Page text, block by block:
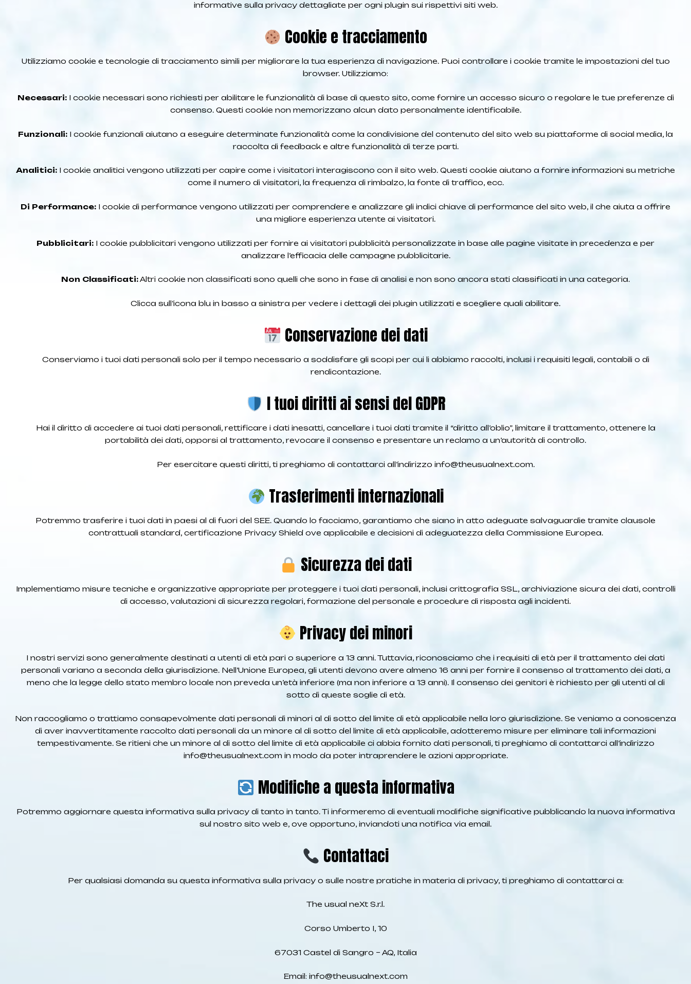
informative sulla privacy dettagliate per ogni plugin sui rispettivi siti web.
Cookie e tracciamento
Utilizziamo cookie e tecnologie di tracciamento simili per migliorare la tua esperienza di navigazione. Puoi controllare i cookie tramite le impostazioni del tuo
browser. Utilizziamo:
Necessari:I cookie necessari sono richiesti per abilitare le funzionalità di base di questo sito, come fornire un accesso sicuro o regolare le tue preferenze di
consenso. Questi cookie non memorizzano alcun dato personalmente identificabile.
Funzionali: I cookie funzionali aiutano a eseguire determinate funzionalità come la condivisione del contenuto del sito web su piattaforme di social media, la
raccolta di feedback e altre funzionalità di terze parti.
Analitici: I cookie analitici vengono utilizzati per capire come i visitatori interagiscono con il sito web. Questi cookie aiutano a fornire informazioni su metriche
come il numero di visitatori, la frequenza di rimbalzo, la fonte di traffico, ecc.
Di Performance: I cookie di performance vengono utilizzati per comprendere e analizzare gli indici chiave di performance del sito web, il che aiuta a offrire
una migliore esperienza utente ai visitatori.
Pubblicitari: I cookie pubblicitari vengono utilizzati per fornire ai visitatori pubblicità personalizzate in base alle pagine visitate in precedenza e per
analizzare l’efficacia delle campagne pubblicitarie.
Non Classificati:Altri cookie non classificati sono quelli che sono in fase di analisi e non sono ancora stati classificati in una categoria.
Clicca sull’icona blu in basso a sinistra per vedere i dettagli dei plugin utilizzati e scegliere quali abilitare.
Conservazione dei dati
Conserviamo i tuoi dati personali solo per il tempo necessario a soddisfare gli scopi per cui li abbiamo raccolti, inclusi i requisiti legali, contabili o di
rendicontazione.
I tuoi diritti ai sensi del GDPR
Hai il diritto di accedere ai tuoi dati personali, rettificare i dati inesatti, cancellare i tuoi dati tramite il “diritto all’oblio”, limitare il trattamento, ottenere la
portabilità dei dati, opporsi al trattamento, revocare il consenso e presentare un reclamo a un’autorità di controllo.
Per esercitare questi diritti, ti preghiamo di contattarci all’indirizzo info@theusualnext.com.
Trasferimenti internazionali
Potremmo trasferire i tuoi dati in paesi al di fuori del SEE. Quando lo facciamo, garantiamo che siano in atto adeguate salvaguardie tramite clausole
contrattuali standard, certificazione Privacy Shield ove applicabile e decisioni di adeguatezza della Commissione Europea.
Sicurezza dei dati
Implementiamo misure tecniche e organizzative appropriate per proteggere i tuoi dati personali, inclusi crittografia SSL, archiviazione sicura dei dati, controlli
di accesso, valutazioni di sicurezza regolari, formazione del personale e procedure di risposta agli incidenti.
Privacy dei minori
I nostri servizi sono generalmente destinati a utenti di età pari o superiore a 13 anni. Tuttavia, riconosciamo che i requisiti di età per il trattamento dei dati
personali variano a seconda della giurisdizione. Nell’Unione Europea, gli utenti devono avere almeno 16 anni per fornire il consenso al trattamento dei dati, a
meno che la legge dello stato membro locale non preveda un’età inferiore (ma non inferiore a 13 anni). Il consenso dei genitori è richiesto per gli utenti al di
sotto di queste soglie di età.
Non raccogliamo o trattiamo consapevolmente dati personali di minori al di sotto del limite di età applicabile nella loro giurisdizione. Se veniamo a conoscenza
di aver inavvertitamente raccolto dati personali da un minore al di sotto del limite di età applicabile, adotteremo misure per eliminare tali informazioni
tempestivamente. Se ritieni che un minore al di sotto del limite di età applicabile ci abbia fornito dati personali, ti preghiamo di contattarci all’indirizzo
info@theusualnext.com in modo da poter intraprendere le azioni appropriate.
Modifiche a questa informativa
Potremmo aggiornare questa informativa sulla privacy di tanto in tanto. Ti informeremo di eventuali modifiche significative pubblicando la nuova informativa
sul nostro sito web e, ove opportuno, inviandoti una notifica via email.
Contattaci
Per qualsiasi domanda su questa informativa sulla privacy o sulle nostre pratiche in materia di privacy, ti preghiamo di contattarci a:
The usual neXt S.r.l.
Corso Umberto I, 10
67031 Castel di Sangro – AQ, Italia
Email: info@theusualnext.com